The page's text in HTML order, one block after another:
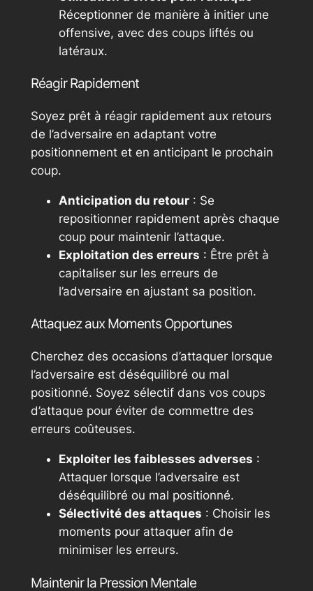
Réceptionner de manière à initier une
offensive, avec des coups liftés ou
latéraux.
Réagir Rapidement
Soyez prêt à réagir rapidement aux retours
de l’adversaire en adaptant votre
positionnement et en anticipant le prochain
coup.
Anticipation du retour: Se
repositionner rapidement après chaque
coup pour maintenir l’attaque.
Exploitation des erreurs : Être prêt à
capitaliser sur les erreurs de
l’adversaire en ajustant sa position.
Attaquez aux Moments Opportunes
Cherchez des occasions d’attaquer lorsque
l’adversaire est déséquilibré ou mal
positionné. Soyez sélectif dans vos coups
d’attaque pour éviter de commettre des
erreurs coûteuses.
Exploiter les faiblesses adverses :
Attaquer lorsque l’adversaire est
déséquilibré ou mal positionné.
Sélectivité des attaques : Choisir les
moments pour attaquer afin de
minimiser les erreurs.
Maintenir la Pression Mentale